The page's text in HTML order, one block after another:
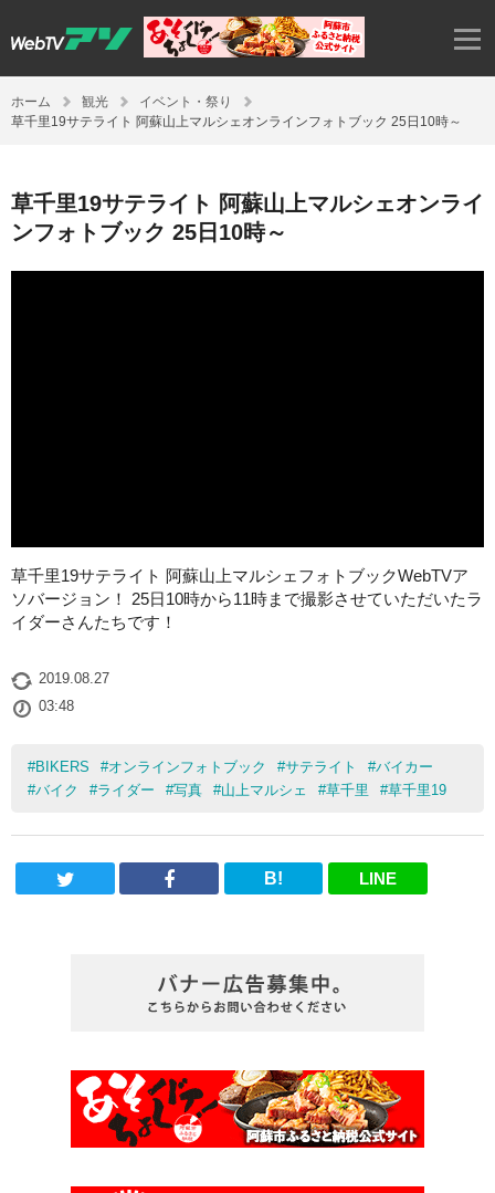
ホーム 観光
イベント・祭り
草千里19サテライト 阿蘇山上マルシェオンラインフォトブック 25日10時～
草千里19サテライト 阿蘇山上マルシェオンライ
ンフォトブック 25日10時～
草千里19サテライト 阿蘇山上マルシェフォトブックWebTVア
ソバージョン！ 25日10時から11時まで撮影させていただいたラ
イダーさんたちです！
2019.08.27
03:48
#BIKERS #オンラインフォトブック #サテライト #バイカー
#バイク #ライダー #写真 #山上マルシェ #草千里 #草千里19
B! LINE